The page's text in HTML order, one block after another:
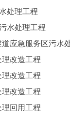
处理工程
水处理工程
应急服务区污水
改造工程
改造工程
改造工程
回用工程